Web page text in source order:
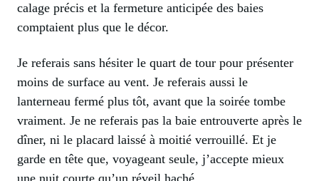
calage précis et la fermeture anticipée des baies
comptaient plus que le décor.
Je referais sans hésiter le quart de tour pour présenter
moins de surface au vent. Je referais aussi le
lanterneau fermé plus tôt, avant que la soirée tombe
vraiment. Je ne referais pas la baie entrouverte après le
dîner, ni le placard laissé à moitié verrouillé. Et je
garde en tête que, voyageant seule, j’accepte mieux
une nuit courte qu’un réveil haché.